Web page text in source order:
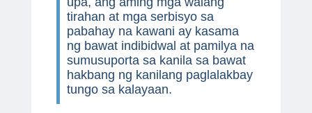
tirahan at mga serbisyo sa
pabahay na kawani ay kasama
ng bawat indibidwal at pamilya na
sumusuporta sa kanila sa bawat
hakbang ng kanilang paglalakbay
tungo sa kalayaan.